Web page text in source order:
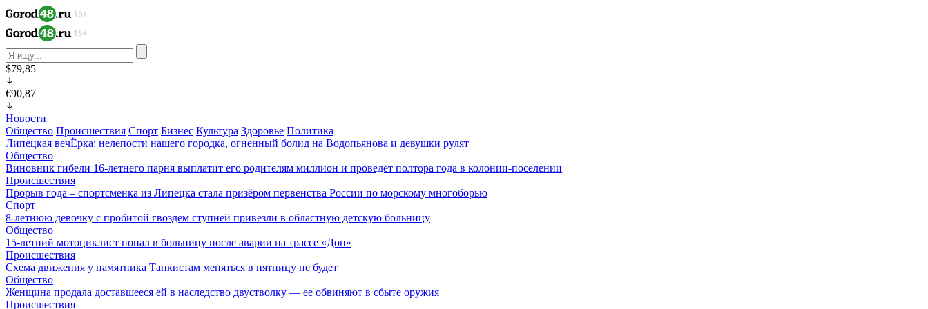
$79,85
€90,87
Новости
Общество Происшествия Спорт Бизнес Культура Здоровье Политика
Липецкая вечЁрка: нелепости нашего городка, огненный болид на Водопьянова и девушки рулят
Общество
Виновник гибели 16-летнего парня выплатит его родителям миллион и проведет полтора года в колонии-поселении
Происшествия
Прорыв года – спортсменка из Липецка стала призёром первенства России по морскому многоборью
Спорт
8-летнюю девочку с пробитой гвоздем ступней привезли в областную детскую больницу
Общество
15-летний мотоциклист попал в больницу после аварии на трассе «Дон»
Происшествия
Схема движения у памятника Танкистам меняться в пятницу не будет
Общество
Женщина продала доставшееся ей в наследство двустволку — ее обвиняют в сбыте оружия
Происшествия